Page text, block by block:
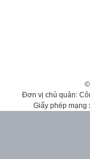
Đơn vị chủ quản:
Giấy phép mạng